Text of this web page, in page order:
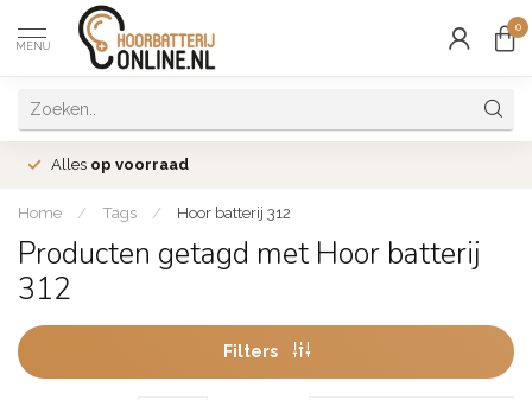
MENU
0
Alles op voorraad
Home / Tags / Hoor batterij 312
Producten getagd met Hoor batterij
312
Filters